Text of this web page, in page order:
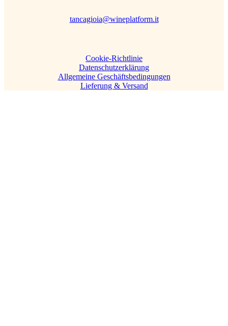
tancagioia@wineplatform.it
Cookie-Richtlinie
Datenschutzerklärung
Allgemeine Geschäftsbedingungen
Lieferung & Versand